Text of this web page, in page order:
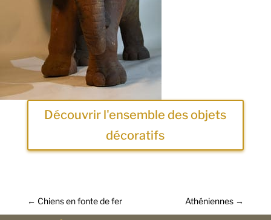
Découvrir l'ensemble des objets
décoratifs
← Chiens en fonte de fer Athéniennes →